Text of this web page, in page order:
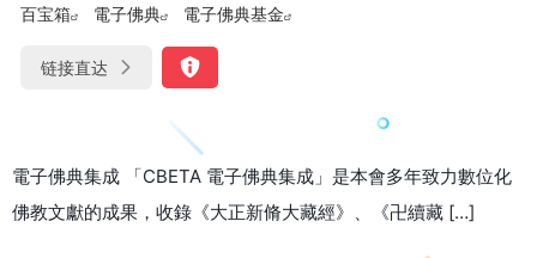
百宝箱
電子佛典 電子佛典基金
链接直达
電子佛典集成 「CBETA 電子佛典集成」是本會多年致力數位化
佛教文獻的成果，收錄《大正新脩大藏經》、《卍續藏 […]